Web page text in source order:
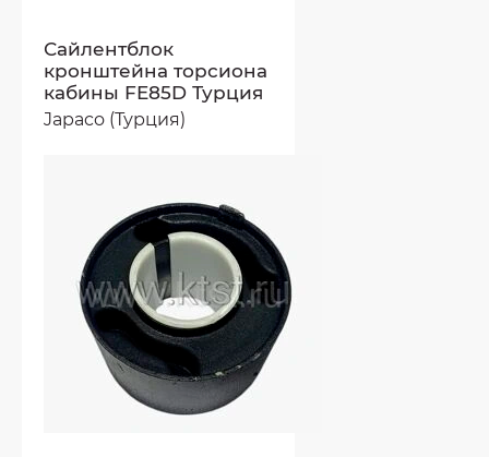
Сайлентблок
кронштейна торсиона
кабины FE85D Турция
Japaco (Турция)